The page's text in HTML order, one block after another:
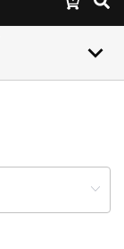
keyboard_arrow_down